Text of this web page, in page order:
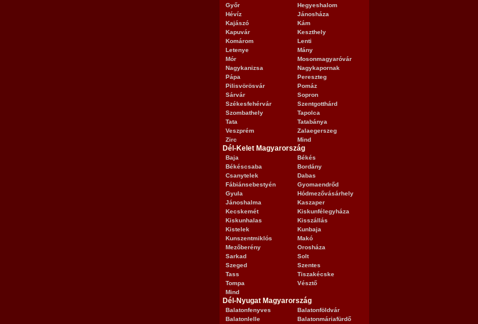
Győr
Hegyeshalom
Hévíz
Jánosháza
Kajászó
Kám
Kapuvár
Keszthely
Komárom
Lenti
Letenye
Mány
Mór
Mosonmagyaróvár
Nagykanizsa
Nagykapornak
Pápa
Pereszteg
Pilisvörösvár
Pomáz
Sárvár
Sopron
Székesfehérvár
Szentgotthárd
Szombathely
Tapolca
Tata
Tatabánya
Veszprém
Zalaegerszeg
Zirc
Mind
Dél-Kelet Magyarország
Baja
Békés
Békéscsaba
Bordány
Csanytelek
Dabas
Fábiánsebestyén
Gyomaendrőd
Gyula
Hódmezővásárhely
Jánoshalma
Kaszaper
Kecskemét
Kiskunfélegyháza
Kiskunhalas
Kisszállás
Kistelek
Kunbaja
Kunszentmiklós
Makó
Mezőberény
Orosháza
Sarkad
Solt
Szeged
Szentes
Tass
Tiszakécske
Tompa
Vésztő
Mind
Dél-Nyugat Magyarország
Balatonfenyves
Balatonföldvár
Balatonlelle
Balatonmáriafürdő